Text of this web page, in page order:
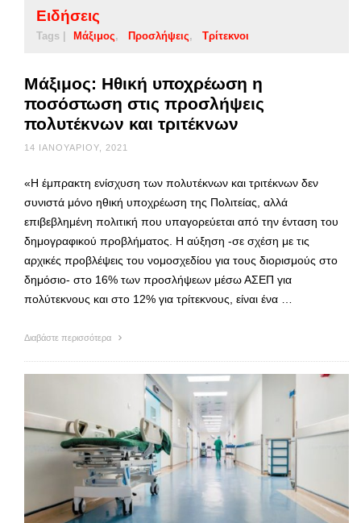
Ειδήσεις
Tags | Μάξιμος Προσλήψεις Τρίτεκνοι
Μάξιμος: Ηθική υποχρέωση η
ποσόστωση στις προσλήψεις
πολυτέκνων και τριτέκνων
14 ΙΑΝΟΥΑΡΊΟΥ, 2021
«Η έμπρακτη ενίσχυση των πολυτέκνων και τριτέκνων δεν
συνιστά μόνο ηθική υποχρέωση της Πολιτείας, αλλά
επιβεβλημένη πολιτική που υπαγορεύεται από την ένταση του
δημογραφικού προβλήματος. Η αύξηση -σε σχέση με τις
αρχικές προβλέψεις του νομοσχεδίου για τους διορισμούς στο
δημόσιο- στο 16% των προσλήψεων μέσω ΑΣΕΠ για
πολύτεκνους και στο 12% για τρίτεκνους, είναι ένα …
Διαβάστε περισσότερα